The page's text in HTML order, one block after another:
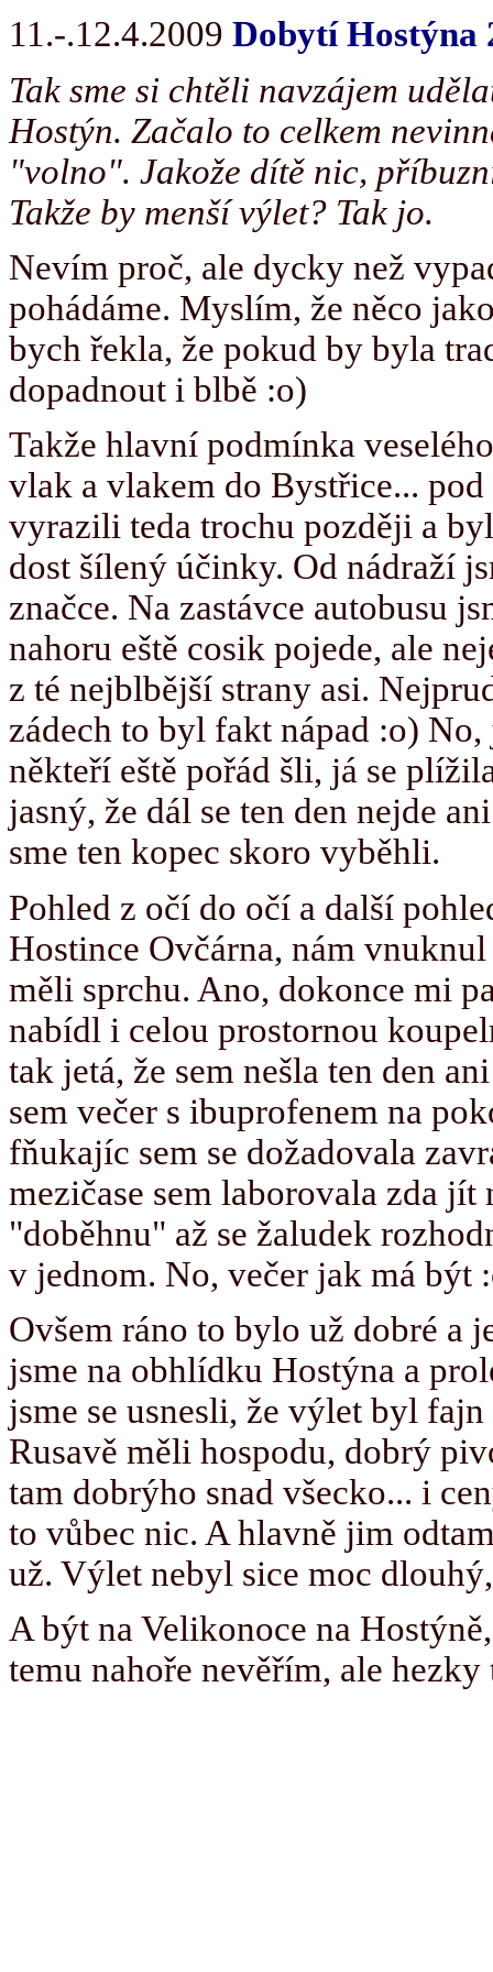
11.-.12.4.2009 Dobytí Hostýna
Tak sme si chtěli navzájem
Hostýn. Začalo to celkem
"volno". Jakože dítě nic,
Takže by menší výlet? Tak jo.
Nevím proč, ale dycky než
pohádáme. Myslím, že něco
bych řekla, že pokud by byla
dopadnout i blbě :o)
Takže hlavní podmínka
vlak a vlakem do Bystřice...
vyrazili teda trochu později a
dost šílený účinky. Od nádraží
značce. Na zastávce autobusu
nahoru eště cosik pojede, ale
z té nejblbější strany asi.
zádech to byl fakt nápad :o)
někteří eště pořád šli, já se
jasný, že dál se ten den nejde
sme ten kopec skoro vyběhli.
Pohled z očí do očí a další
Hostince Ovčárna, nám
měli sprchu. Ano, dokonce mi
nabídl i celou prostornou
tak jetá, že sem nešla ten den
sem večer s ibuprofenem na
fňukajíc sem se dožadovala
mezičase sem laborovala zda
"doběhnu" až se žaludek
v jednom. No, večer jak má být
Ovšem ráno to bylo už dobré a
jsme na obhlídku Hostýna a
jsme se usnesli, že výlet byl
Rusavě měli hospodu, dobrý
tam dobrýho snad všecko... i
to vůbec nic. A hlavně jim
už. Výlet nebyl sice moc
A být na Velikonoce na
temu nahoře nevěřím, ale